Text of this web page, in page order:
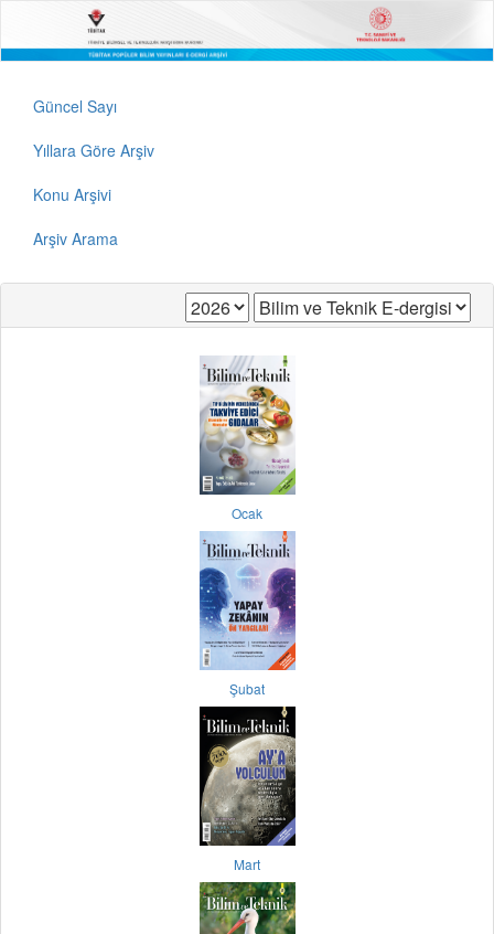
Güncel Sayı
Yıllara Göre Arşiv
Konu Arşivi
Arşiv Arama
Ocak
Şubat
Mart